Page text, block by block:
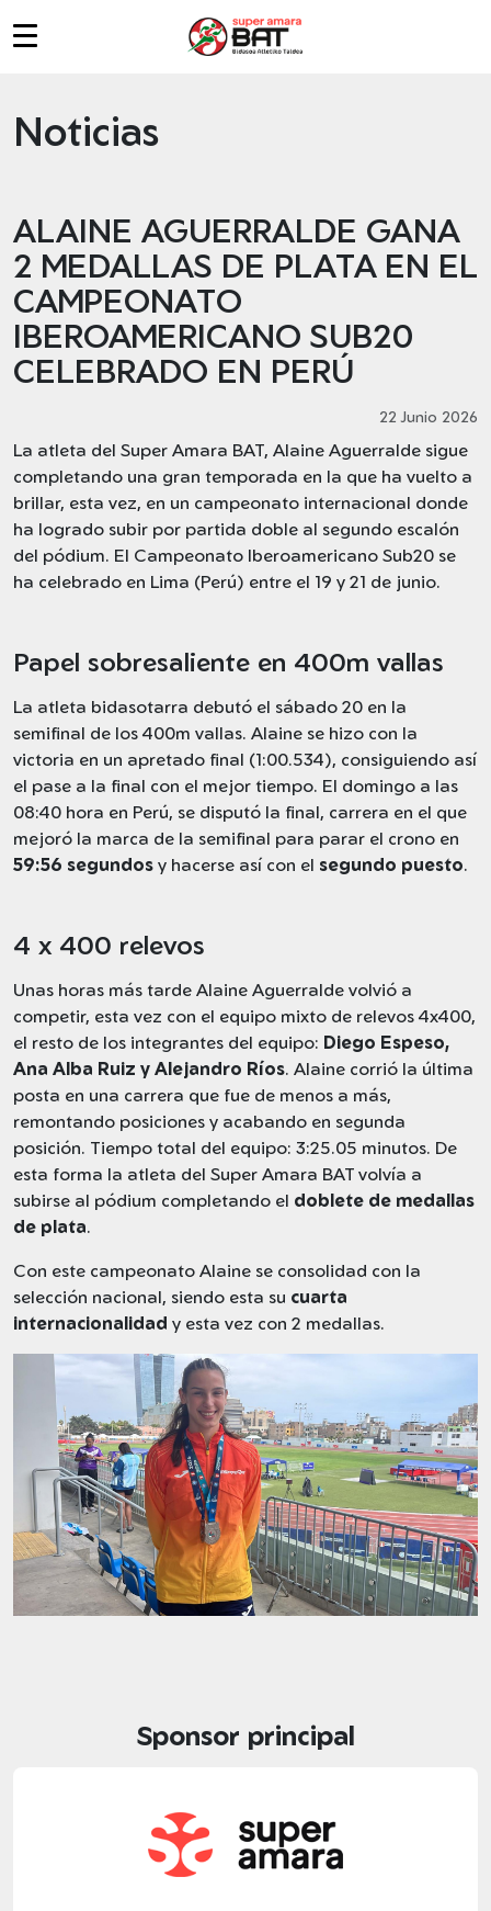
MENU_PRINCIPAL
Noticias
ALAINE AGUERRALDE GANA
2 MEDALLAS DE PLATA EN EL
CAMPEONATO
IBEROAMERICANO SUB20
CELEBRADO EN PERÚ
22 Junio 2026
La atleta del Super Amara BAT, Alaine Aguerralde sigue
completando una gran temporada en la que ha vuelto a
brillar, esta vez, en un campeonato internacional donde
ha logrado subir por partida doble al segundo escalón
del pódium. El Campeonato Iberoamericano Sub20 se
ha celebrado en Lima (Perú) entre el 19 y 21 de junio.
Papel sobresaliente en 400m vallas
La atleta bidasotarra debutó el sábado 20 en la
semifinal de los 400m vallas. Alaine se hizo con la
victoria en un apretado final (1:00.534), consiguiendo así
el pase a la final con el mejor tiempo. El domingo a las
08:40 hora en Perú, se disputó la final, carrera en el que
mejoró la marca de la semifinal para parar el crono en
59:56 segundos y hacerse así con el segundo puesto.
4 x 400 relevos
Unas horas más tarde Alaine Aguerralde volvió a
competir, esta vez con el equipo mixto de relevos 4x400,
el resto de los integrantes del equipo: Diego Espeso,
Ana Alba Ruiz y Alejandro Ríos. Alaine corrió la última
posta en una carrera que fue de menos a más,
remontando posiciones y acabando en segunda
posición. Tiempo total del equipo: 3:25.05 minutos. De
esta forma la atleta del Super Amara BAT volvía a
subirse al pódium completando el doblete de medallas
de plata.
Con este campeonato Alaine se consolidad con la
selección nacional, siendo esta su cuarta
internacionalidad y esta vez con 2 medallas.
Sponsor principal